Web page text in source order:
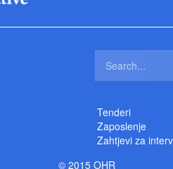
Tenderi
Zaposlenje
Zahtjevi za
© 2015 OHR